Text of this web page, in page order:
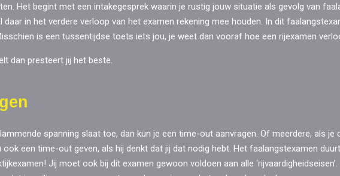
Het begint met een intakegesprek waarin je rustig jouw situatie als gevolg van
daar in het verdere verloop van het examen rekening mee houden. In dit
is een tussentijdse toets iets jou, je weet dan vooraf hoe een rijexamen
dan presteert jij het beste.
spanning slaat toe, dan kun je een time-out aanvragen. Of meerdere, als je
ook een time-out geven, als hij denkt dat jij dat nodig hebt. Het faalangstexamen
Jij moet ook bij dit examen gewoon voldoen aan alle ‘rijvaardigheidseisen’.